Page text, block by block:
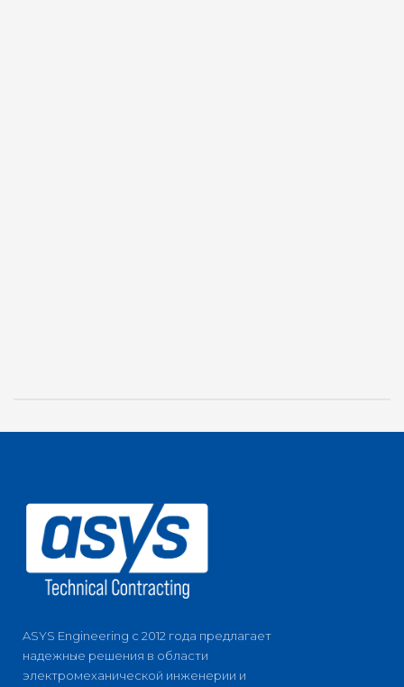
ASYS Engineering с 2012 года предлагает
надежные решения в области
электромеханической инженерии и